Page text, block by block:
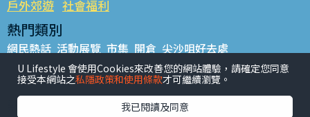
戶外郊遊 社會福利
熱門類別
網民熱話 活動展覽 市集 開倉 尖沙咀好去處
銅鑼灣好去處 元朗好去處 荃灣好去處 旺角好去處 社會
餐廳情報 戶外郊遊
熱門標籤
U Lifestyle 會使用Cookies來改善您的網站體驗，請確定您同意
接受本網站之私隱政策和使用條款才可繼續瀏覽。
我已閱讀及同意